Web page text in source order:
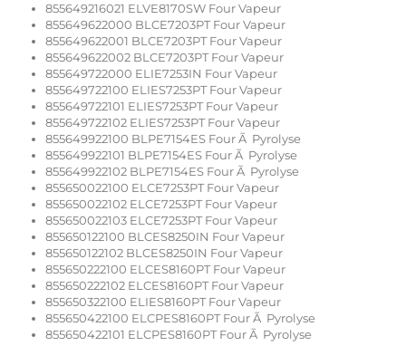
855649216021 ELVE8170SW Four Vapeur
855649622000 BLCE7203PT Four Vapeur
855649622001 BLCE7203PT Four Vapeur
855649622002 BLCE7203PT Four Vapeur
855649722000 ELIE7253IN Four Vapeur
855649722100 ELIES7253PT Four Vapeur
855649722101 ELIES7253PT Four Vapeur
855649722102 ELIES7253PT Four Vapeur
855649922100 BLPE7154ES Four Ã Pyrolyse
855649922101 BLPE7154ES Four Ã Pyrolyse
855649922102 BLPE7154ES Four Ã Pyrolyse
855650022100 ELCE7253PT Four Vapeur
855650022102 ELCE7253PT Four Vapeur
855650022103 ELCE7253PT Four Vapeur
855650122100 BLCES8250IN Four Vapeur
855650122102 BLCES8250IN Four Vapeur
855650222100 ELCES8160PT Four Vapeur
855650222102 ELCES8160PT Four Vapeur
855650322100 ELIES8160PT Four Vapeur
855650422100 ELCPES8160PT Four Ã Pyrolyse
855650422101 ELCPES8160PT Four Ã Pyrolyse